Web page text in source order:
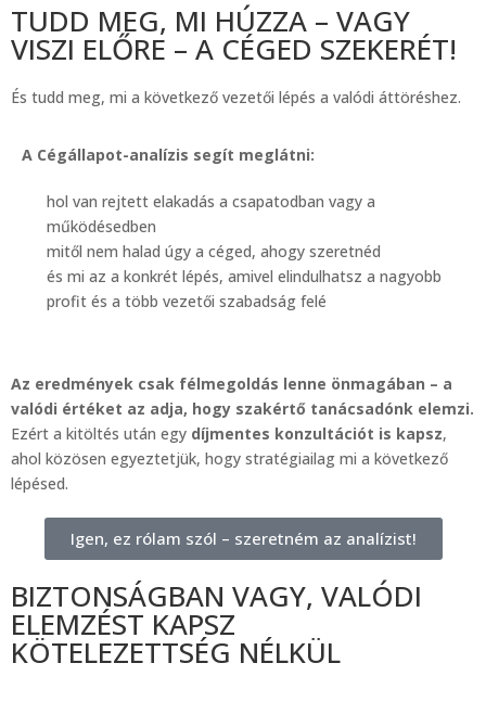
Milassin Sára
Nagy Kornél
Dr. Eged Bertalan
Mészáros Zoltán
Szabó László
TUDD MEG, MI HÚZZA – VAGY
VISZI ELŐRE – A CÉGED SZEKERÉT!
És tudd meg, mi a következő vezetői lépés a valódi áttöréshez.
A Cégállapot-analízis segít meglátni:
hol van rejtett elakadás a csapatodban vagy a
működésedben
mitől nem halad úgy a céged, ahogy szeretnéd
és mi az a konkrét lépés, amivel elindulhatsz a nagyobb
profit és a több vezetői szabadság felé
Az eredmények csak félmegoldás lenne önmagában – a
valódi értéket az adja, hogy szakértő tanácsadónk elemzi.
Ezért a kitöltés után egy díjmentes konzultációt is kapsz,
ahol közösen egyeztetjük, hogy stratégiailag mi a következő
lépésed.
Igen, ez rólam szól – szeretném az analízist!
BIZTONSÁGBAN VAGY, VALÓDI
ELEMZÉST KAPSZ
KÖTELEZETTSÉG NÉLKÜL